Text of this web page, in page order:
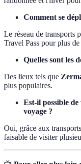
Comment se
Le réseau de transports
Travel Pass pour plus
Quelles sont les
Des lieux tels que
plus populaires.
Est-il possible
voyage ?
Oui, grâce aux
faisable de visiter